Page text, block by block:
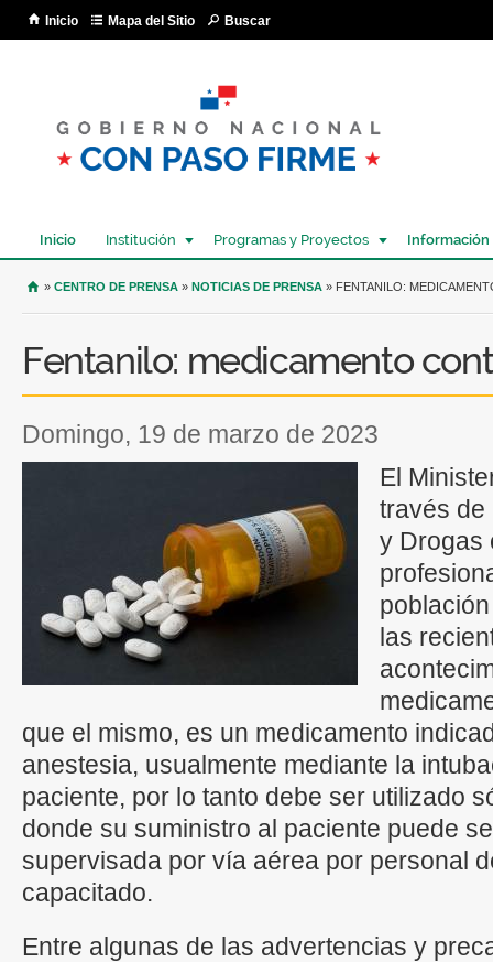
Inicio Mapa del Sitio Buscar
Inicio Institución Programas y Proyectos Información
USTED SE ENCUENTRA AQUÍ
» CENTRO DE PRENSA » NOTICIAS DE PRENSA » FENTANILO:
Fentanilo: medicamento
domingo, 19 de marzo de 2023
El
través de
y Drogas
las
que el mismo, es un medicamento
anestesia, usualmente mediante la
paciente, por lo tanto debe ser utilizado
donde su suministro al paciente puede
supervisada por vía aérea por personal
capacitado.
Entre algunas de las advertencias y